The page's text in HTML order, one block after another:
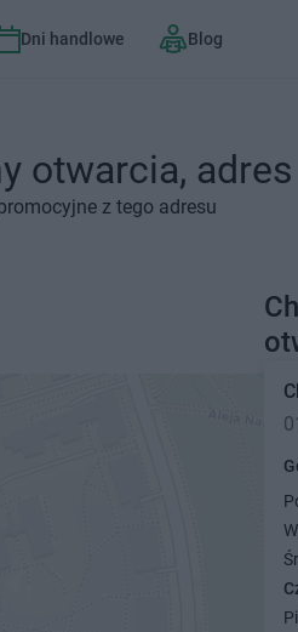
Dni handlowe Blog
otwarcia,
z tego adresu